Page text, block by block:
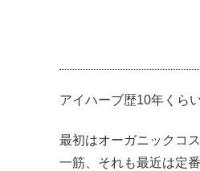
アイハーブ歴10年くら
最初はオーガニックコ
一筋、それも最近は定